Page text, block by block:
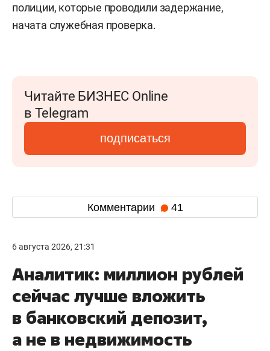
полиции, которые проводили задержание,
начата служебная проверка.
Читайте БИЗНЕС Online
в Telegram
подписаться
Комментарии 41
6 августа 2026, 21:31
Аналитик: миллион рублей
сейчас лучше вложить
в банковский депозит,
а не в недвижимость